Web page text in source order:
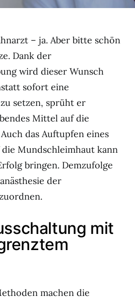
– ja. Aber bitte schön
Dank der
wird dieser Wunsch
sofort eine
setzen, sprüht er
Mittel auf die
das Auftupfen eines
Mundschleimhaut kann
bringen. Demzufolge
der
mit
machen die